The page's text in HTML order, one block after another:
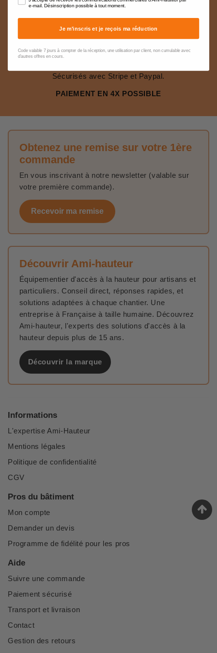
PAIEMENTS SÉCURISÉS
Sécurisés avec Stripe et Paypal.
PAIEMENT EN 4X POSSIBLE
Obtenez une remise sur votre 1ère
commande
En vous inscrivant à notre newsletter (valable sur
votre première commande).
Recevoir ma remise
Découvrir Ami-hauteur
Équipementier d'accès à la hauteur pour artisans et
particuliers. Conseil direct, réponses rapides, et
solutions adaptées à chaque chantier. Une
entreprise à Française à taille humaine. Découvrez
Ami-hauteur, l'experts des solutions d'accès à la
hauteur depuis plus de 15 ans.
Découvrir la marque
Informations
L'expertise Ami-Hauteur
Mentions légales
Politique de confidentialité
CGV
Pros du bâtiment
Mon compte
Demander un devis
Programme de fidélité pour les pros
Aide
Suivre une commande
Paiement sécurisé
Transport et livraison
Contact
Gestion des retours
e-mail. Désinscription possible à tout moment.
Je m'inscris et je reçois ma réduction
Code valable 7 jours à compter de la réception, une utilisation par client, non cumulable avec
d'autres offres en cours.